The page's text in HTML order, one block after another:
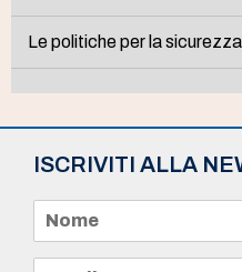
Le politiche per la
ISCRIVITI ALLA
m
e